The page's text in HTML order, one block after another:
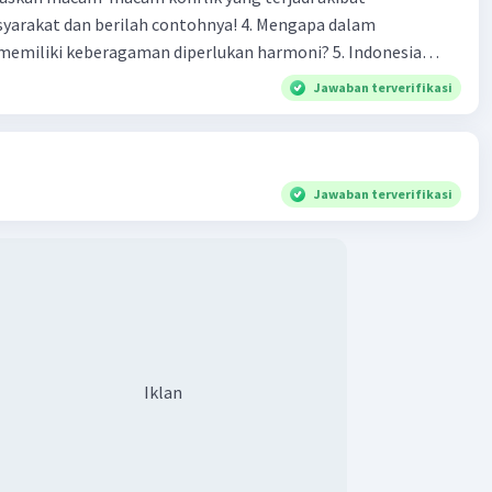
dan berilah contohnya! 4. Mengapa dalam
keberagaman diperlukan harmoni? 5. Indonesia
yang kaya akan keberagaman baik dilihat dari agama, suku,
Berdasarkan pernyataan tersebut, apa yang dapat
Jawaban terverifikasi
Jawaban terverifikasi
Iklan